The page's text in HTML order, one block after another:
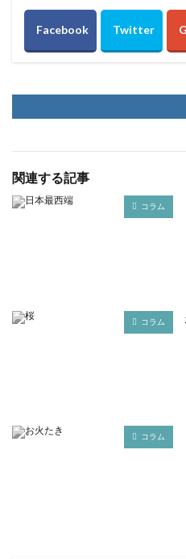
関連する記事
コラム
コラム
コラム